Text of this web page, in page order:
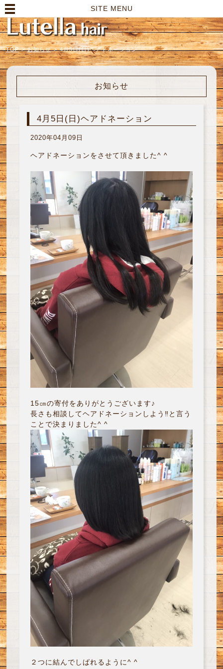
SITE MENU
TOP > お知らせ > 4月5日(日)ヘアドネーション
お知らせ
4月5日(日)ヘアドネーション
2020年04月09日
ヘアドネーションをさせて頂きました^ ^
15㎝の寄付をありがとうございます♪
長さも相談してヘアドネーションしよう‼︎と言う
ことで決まりました^ ^
２つに結んでしばれるように^ ^